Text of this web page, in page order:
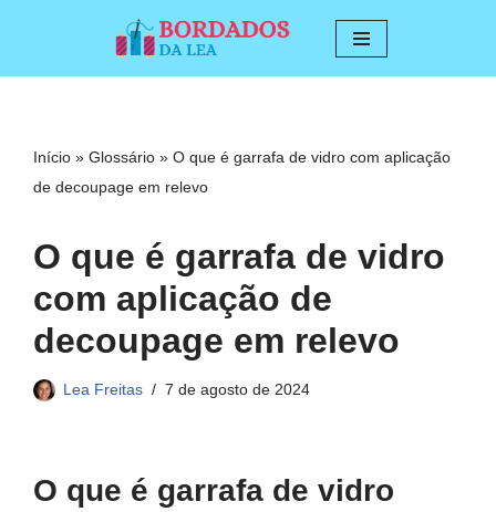
conteúdo
Início » Glossário » O que é garrafa de vidro com aplicação
de decoupage em relevo
O que é garrafa de vidro
com aplicação de
decoupage em relevo
Lea Freitas 7 de agosto de 2024
O que é garrafa de vidro